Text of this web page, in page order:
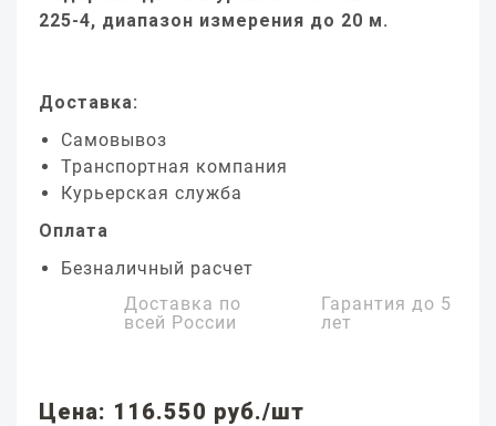
225-4, диапазон измерения до 20 м.
Доставка:
Самовывоз
Транспортная компания
Курьерская служба
Оплата
Безналичный расчет
Доставка по
всей России
Гарантия до 5
лет
Цена: 116.550 руб./шт